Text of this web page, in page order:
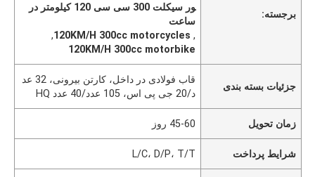
برجسته:
ور سیکلت 300 سی سی 120 کیلومتر در
ساعت
,
120KM/H 300cc motorcycles
,
120KM/H 300cc motorbike
جزئیات بسته بندی
قاب فولادی در داخل، کارتن بیرونی، 32 عد
د/20 جی پی اس، 105 عدد/40 عدد HQ
زمان تحویل 45-60 روز
شرایط پرداخت L/C، D/P، T/T